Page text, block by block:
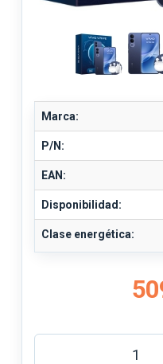
Marca:
P/N:
EAN:
Disponibilidad:
Clase energética: